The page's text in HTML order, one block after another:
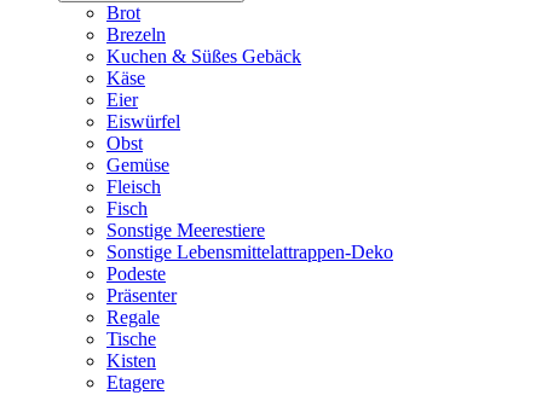
Brot
Brezeln
Kuchen & Süßes Gebäck
Käse
Eier
Eiswürfel
Obst
Gemüse
Fleisch
Fisch
Sonstige Meerestiere
Sonstige Lebensmittelattrappen-Deko
Podeste
Präsenter
Regale
Tische
Kisten
Etagere